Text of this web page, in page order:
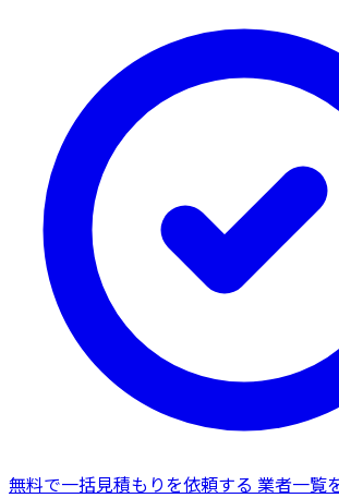
無料で一括見積もりを依頼する 業者一覧